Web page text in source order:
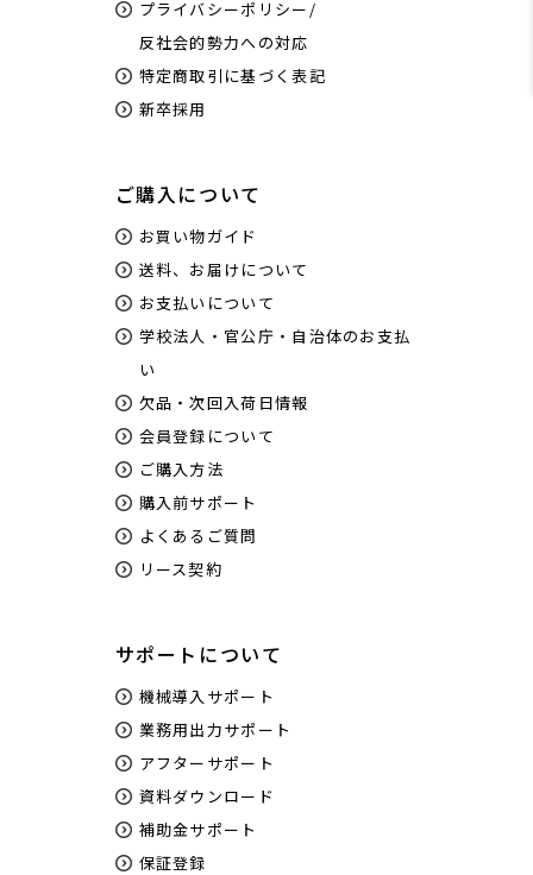
プライバシーポリシー/
反社会的勢力への対応
特定商取引に基づく表記
新卒採用
ご購入について
お買い物ガイド
送料、お届けについて
お支払いについて
学校法人・官公庁・自治体のお支払
い
欠品・次回入荷日情報
会員登録について
ご購入方法
購入前サポート
よくあるご質問
リース契約
サポートについて
機械導入サポート
業務用出力サポート
アフターサポート
資料ダウンロード
補助金サポート
保証登録